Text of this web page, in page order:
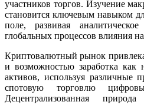
участников торгов. Изучение
становится ключевым навыком
поле, развивая
глобальных процессов влияния
Криптовалютный рынок
и возможностью заработка как
активов, используя различные
спотовую торговлю
Децентрализованная